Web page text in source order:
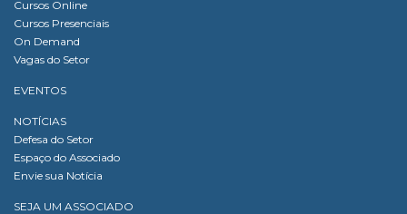
Cursos Online
Cursos Presenciais
On Demand
Vagas do Setor
EVENTOS
NOTÍCIAS
Defesa do Setor
Espaço do Associado
Envie sua Notícia
SEJA UM ASSOCIADO